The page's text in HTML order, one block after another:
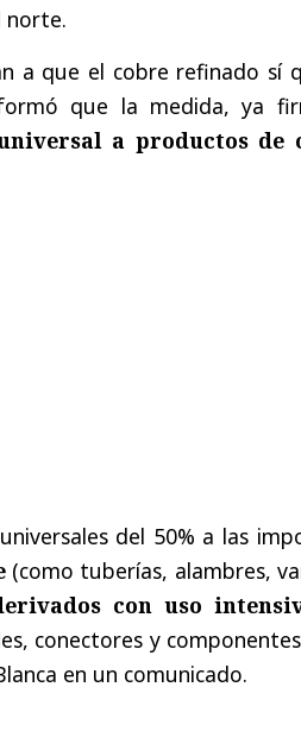
norte.
a que el cobre refinado sí
que la medida, ya
a productos de
del 50% a las
(como tuberías, alambres,
con uso
conectores y
en un comunicado.